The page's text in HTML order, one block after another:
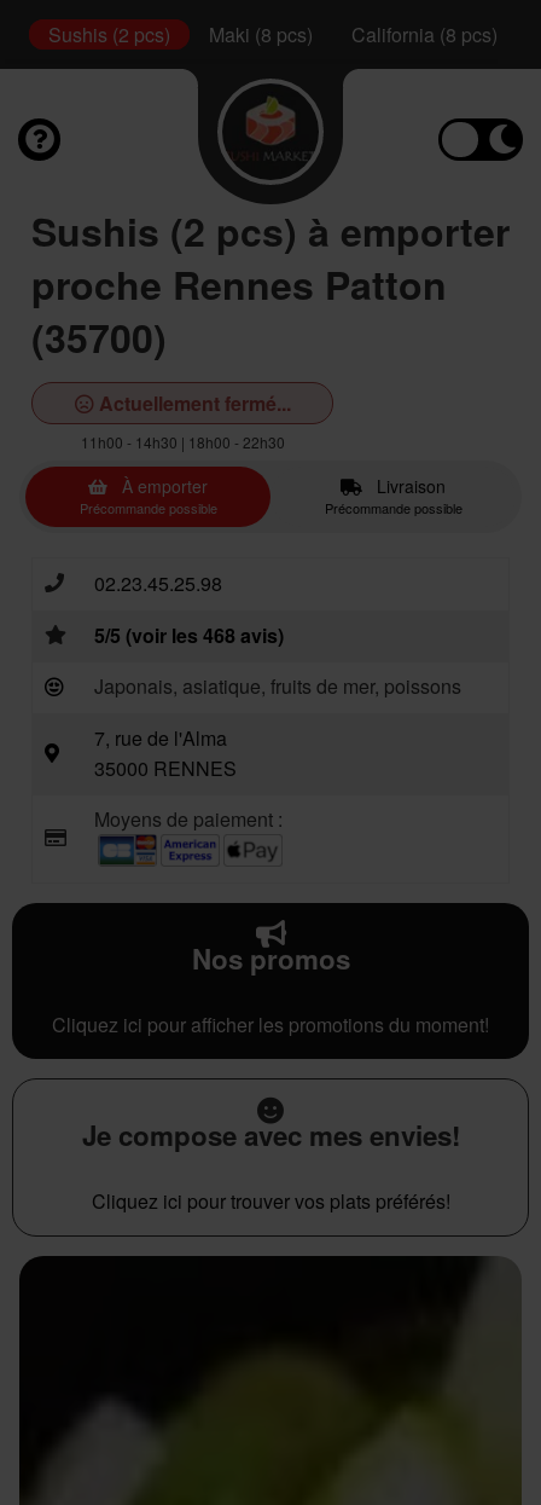
Sushis (2 pcs) Maki (8 pcs) California (8 pcs)
Sushis (2 pcs) à emporter
proche Rennes Patton
(35700)
Actuellement fermé...
11h00 - 14h30 | 18h00 - 22h30
À emporter
Précommande possible
Livraison
Précommande possible
02.23.45.25.98
5/5 (voir les 468 avis)
Japonais, asiatique, fruits de mer, poissons
7, rue de l'Alma
35000 RENNES
Moyens de paiement :
Nos promos
Cliquez ici pour afficher les promotions du moment!
Je compose avec mes envies!
Cliquez ici pour trouver vos plats préférés!